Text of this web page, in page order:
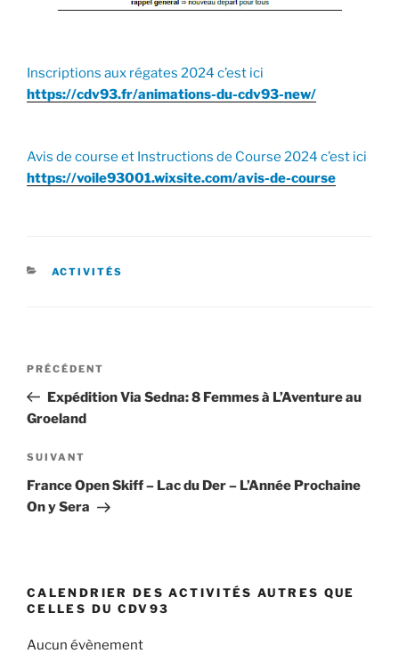
Inscriptions aux régates 2024 c’est ici
https://cdv93.fr/animations-du-cdv93-new/
Avis de course et Instructions de Course 2024 c’est ici
https://voile93001.wixsite.com/avis-de-course
CATÉGORIES
ACTIVITÉS
Navigation
l’article
Article
précédent
PRÉCÉDENT
Expédition Via Sedna: 8 Femmes à L’Aventure au
Groeland
Article
suivant
SUIVANT
France Open Skiff – Lac du Der – L’Année Prochaine
On y Sera
CALENDRIER DES ACTIVITÉS AUTRES QUE
CELLES DU CDV93
Aucun évènement